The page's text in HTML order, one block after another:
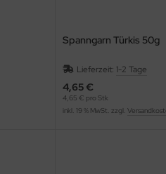
Spanngarn Türkis 50g
Lieferzeit: 1-2 Tage
4,65 €
4,65 € pro Stk
inkl. 19 % MwSt. zzgl.